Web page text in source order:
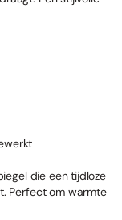
die een tijdloze
Perfect om warmte